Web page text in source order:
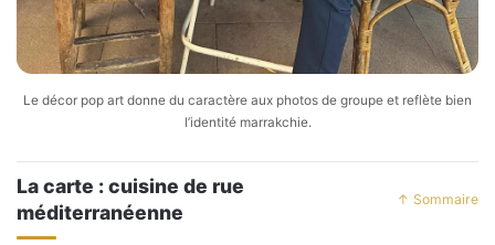
Le décor pop art donne du caractère aux photos de groupe et reflète bien
l’identité marrakchie.
La carte : cuisine de rue
méditerranéenne
↑ Sommaire